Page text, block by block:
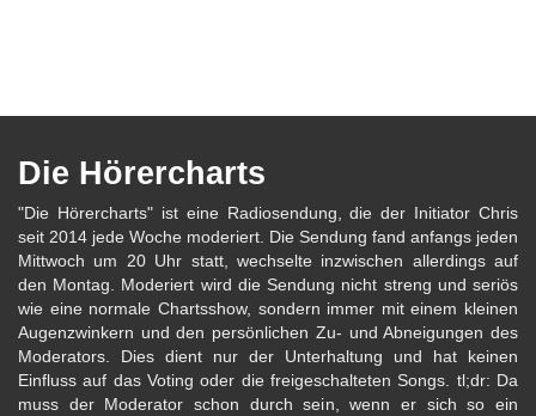
Die Hörercharts
"Die Hörercharts" ist eine Radiosendung, die der Initiator Chris
seit 2014 jede Woche moderiert. Die Sendung fand anfangs jeden
Mittwoch um 20 Uhr statt, wechselte inzwischen allerdings auf
den Montag. Moderiert wird die Sendung nicht streng und seriös
wie eine normale Chartsshow, sondern immer mit einem kleinen
Augenzwinkern und den persönlichen Zu- und Abneigungen des
Moderators. Dies dient nur der Unterhaltung und hat keinen
Einfluss auf das Voting oder die freigeschalteten Songs. tl;dr: Da
muss der Moderator schon durch sein, wenn er sich so ein